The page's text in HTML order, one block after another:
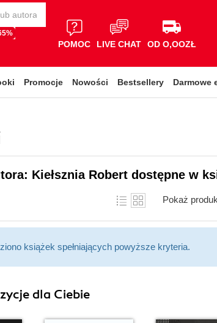
POMOC LIVE CHAT OD O,OOZŁ
Promocje Nowości Bestsellery Darmowe
Kiełsznia Robert dostępne w
Pokaż
książek spełniających powyższe kryteria.
dla Ciebie